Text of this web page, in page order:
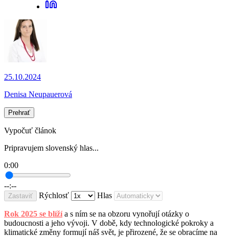
25.10.2024
Denisa Neupauerová
Prehrať
Vypočuť článok
Pripravujem slovenský hlas...
0:00
--:--
Zastaviť Rýchlosť Hlas
Rok 2025 se blížía s ním se na obzoru vynořují otázky o
budoucnosti a jeho vývoji. V době, kdy technologické pokroky a
klimatické změny formují náš svět, je přirozené, že se obracíme na